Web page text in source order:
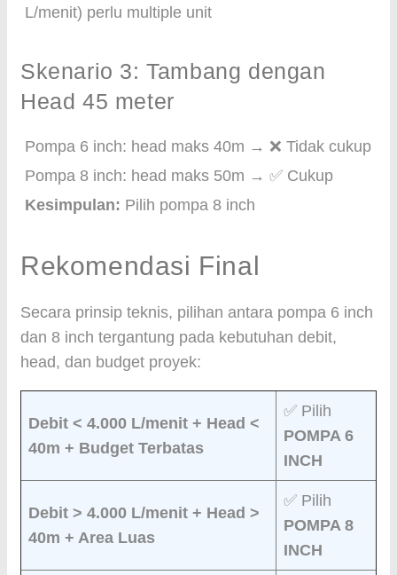
L/menit) perlu multiple unit
Skenario 3: Tambang dengan
Head 45 meter
Pompa 6 inch: head maks 40m → ❌ Tidak cukup
Pompa 8 inch: head maks 50m → ✅ Cukup
Kesimpulan: Pilih pompa 8 inch
Rekomendasi Final
Secara prinsip teknis, pilihan antara pompa 6 inch
dan 8 inch tergantung pada kebutuhan debit,
head, dan budget proyek:
Debit < 4.000 L/menit + Head <
40m + Budget Terbatas
✅ Pilih
POMPA 6
INCH
Debit > 4.000 L/menit + Head >
40m + Area Luas
✅ Pilih
POMPA 8
INCH